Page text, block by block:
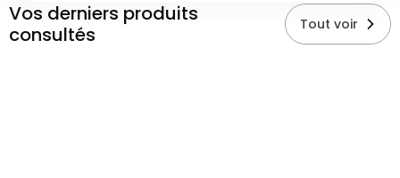
Vos derniers produits
consultés
Tout voir